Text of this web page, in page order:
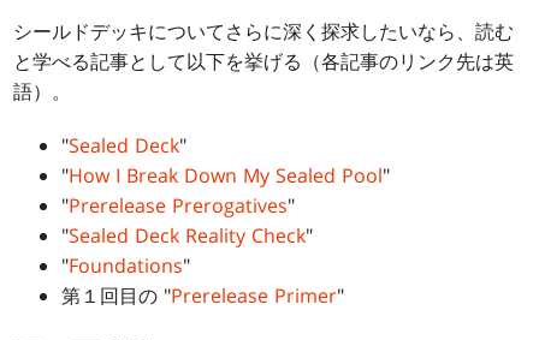
シールドデッキについてさらに深く探求したいなら、読む
と学べる記事として以下を挙げる（各記事のリンク先は英
語）。
"Sealed Deck"
"How I Break Down My Sealed Pool"
"Prerelease Prerogatives"
"Sealed Deck Reality Check"
"Foundations"
第１回目の "Prerelease Primer"